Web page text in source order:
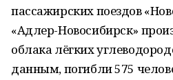
пассажирских поездов
«Адлер-Новосибирск»
облака лёгких
данным, погибли 575